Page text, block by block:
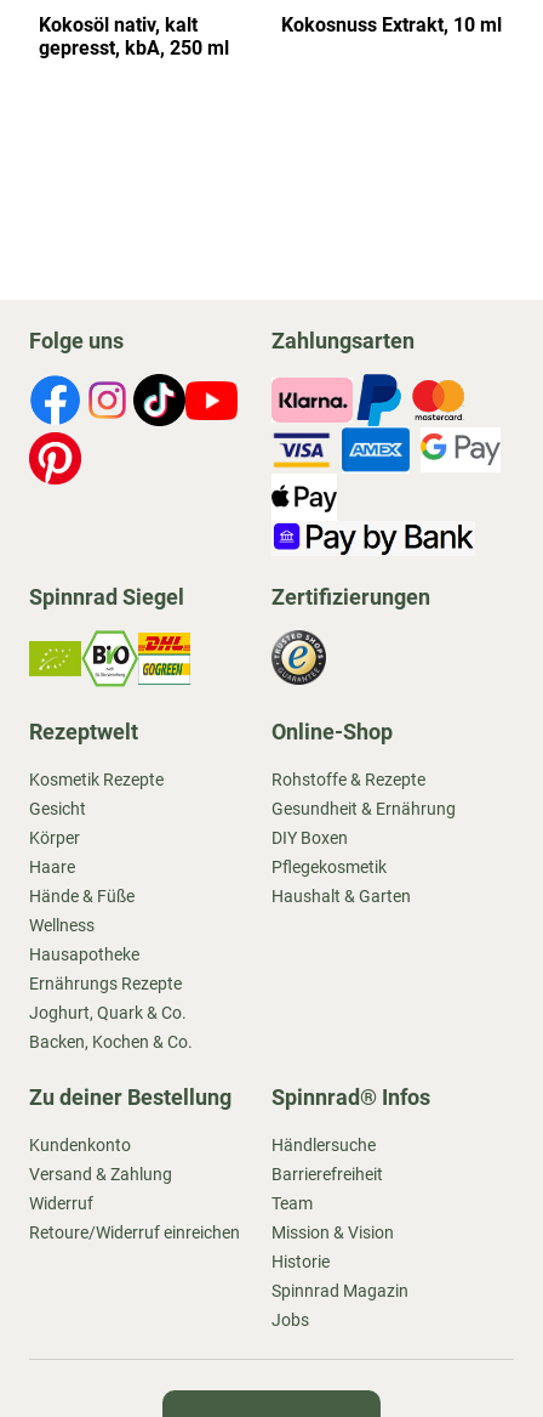
Kokosöl nativ, kalt
gepresst, kbA, 250 ml
Kokosnuss Extrakt, 10 ml
Folge uns Zahlungsarten
Spinnrad Siegel Zertifizierungen
Rezeptwelt
Kosmetik Rezepte
Gesicht
Körper
Haare
Hände & Füße
Wellness
Hausapotheke
Ernährungs Rezepte
Joghurt, Quark & Co.
Backen, Kochen & Co.
Online-Shop
Rohstoffe & Rezepte
Gesundheit & Ernährung
DIY Boxen
Pflegekosmetik
Haushalt & Garten
Zu deiner Bestellung
Kundenkonto
Versand & Zahlung
Widerruf
Retoure/Widerruf einreichen
Spinnrad® Infos
Händlersuche
Barrierefreiheit
Team
Mission & Vision
Historie
Spinnrad Magazin
Jobs